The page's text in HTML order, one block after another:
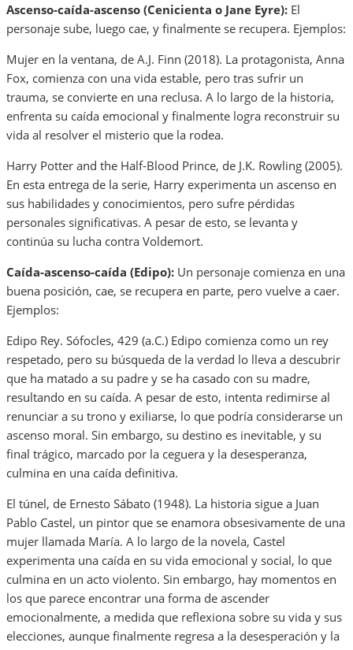
Ascenso-caída-ascenso (Cenicienta o Jane Eyre): El
personaje sube, luego cae, y finalmente se recupera. Ejemplos:
Mujer en la ventana, de A.J. Finn (2018). La protagonista, Anna
Fox, comienza con una vida estable, pero tras sufrir un
trauma, se convierte en una reclusa. A lo largo de la historia,
enfrenta su caída emocional y finalmente logra reconstruir su
vida al resolver el misterio que la rodea.
Harry Potter and the Half-Blood Prince, de J.K. Rowling (2005).
En esta entrega de la serie, Harry experimenta un ascenso en
sus habilidades y conocimientos, pero sufre pérdidas
personales significativas. A pesar de esto, se levanta y
continúa su lucha contra Voldemort.
Caída-ascenso-caída (Edipo): Un personaje comienza en una
buena posición, cae, se recupera en parte, pero vuelve a caer.
Ejemplos:
Edipo Rey. Sófocles, 429 (a.C.) Edipo comienza como un rey
respetado, pero su búsqueda de la verdad lo lleva a descubrir
que ha matado a su padre y se ha casado con su madre,
resultando en su caída. A pesar de esto, intenta redimirse al
renunciar a su trono y exiliarse, lo que podría considerarse un
ascenso moral. Sin embargo, su destino es inevitable, y su
final trágico, marcado por la ceguera y la desesperanza,
culmina en una caída definitiva.
El túnel, de Ernesto Sábato (1948). La historia sigue a Juan
Pablo Castel, un pintor que se enamora obsesivamente de una
mujer llamada María. A lo largo de la novela, Castel
experimenta una caída en su vida emocional y social, lo que
culmina en un acto violento. Sin embargo, hay momentos en
los que parece encontrar una forma de ascender
emocionalmente, a medida que reflexiona sobre su vida y sus
elecciones, aunque finalmente regresa a la desesperación y la